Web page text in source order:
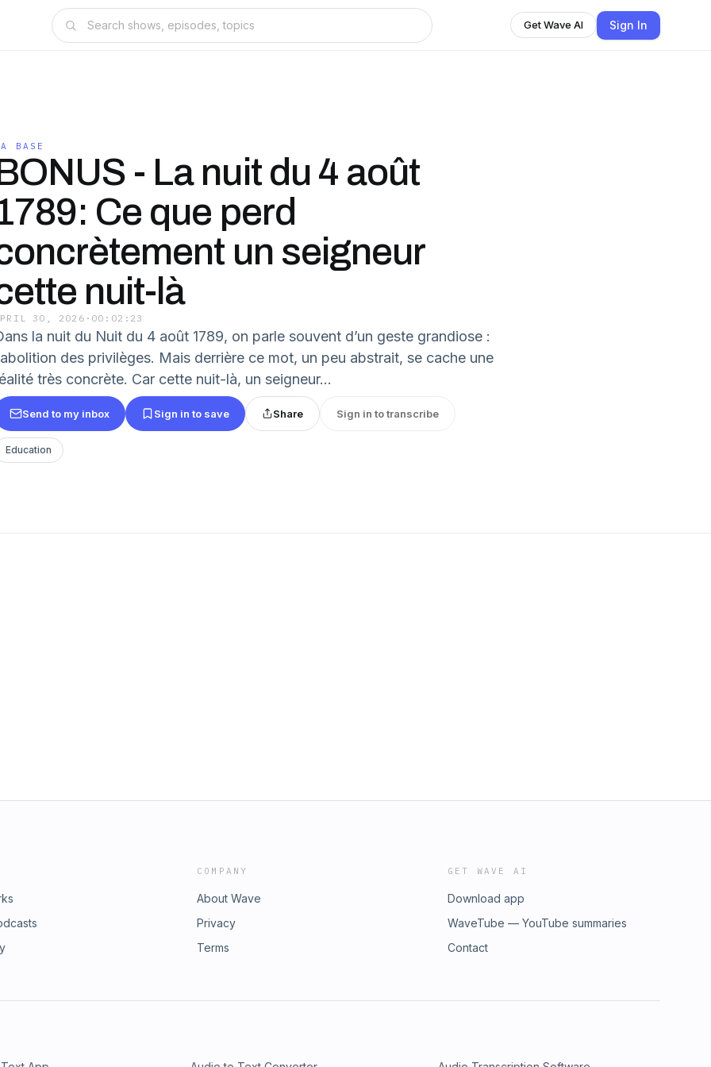
Get Wave AI Sign In
BASE
- La nuit du 4 août
Ce que perd
un seigneur
nuit-là
30, 2026 · 00:02:23
la nuit du Nuit du 4 août 1789, on parle souvent d’un geste grandiose :
des privilèges. Mais derrière ce mot, un peu abstrait, se cache une
très concrète. Car cette nuit-là, un seigneur...
Send to my inbox Sign in to save Share Sign in to transcribe
Education
COMPANY
About Wave
Privacy
Terms
GET WAVE AI
Download app
WaveTube — YouTube summaries
Contact